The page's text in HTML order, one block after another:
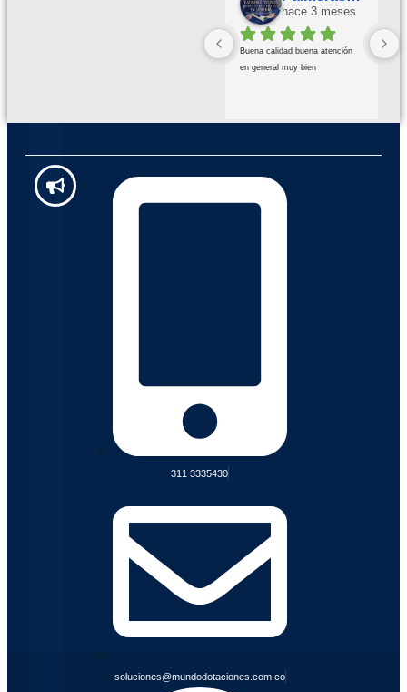
hace 3 meses
Buena calidad buena atención
en general muy bien
311 3335430
soluciones@mundodotaciones.com.co